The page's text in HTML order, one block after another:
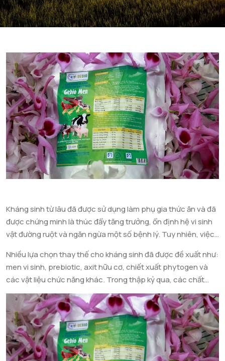
Kháng sinh từ lâu đã được sử dụng làm phụ gia thức ăn và đã
được chứng minh là thúc đẩy tăng trưởng, ổn định hệ vi sinh
vật đường ruột và ngăn ngừa một số bệnh lý. Tuy nhiên, việc
đến tình trạng kháng kháng sinh ở vi khuẩn đường ruột và tạo
ra vi khuẩn đa kháng thuốc. Ngoài ra, việc sử dụng kháng sinh
dẫn đến sự tồn tại của dư lượng kháng sinh trong các sản
phẩm động vật. Do đó, để đảm bảo an toàn cho các sản
phẩm động vật cho người tiêu dùng, nhiều nước trên thế giới
bao gồm cả Việt Nam đang trong lộ trình hạn chế và nghiêm
cấm sử dụng thuốc kháng sinh làm chất kích thích tăng
trưởng trong chế độ ăn của động vật nuôi.
Nhiều lựa chọn thay thế cho kháng sinh đã được đề xuất như:
men vi sinh, prebiotic, axit hữu cơ, chiết xuất phytogen và
các vật liệu chức năng khác. Trong thập kỷ qua, các chất
phụ gia này đã được chứng minh là có khả năng hữu ích để
kiểm soát mầm bệnh và tăng cường hiệu suất; và đã được áp
dụng thành công trong chăn nuôi. Trong số nhiều chất phụ
gia thức ăn được sử dụng thay thế cho kháng sinh, men vi
sinh được nghiên cứu và cho kết quả là có các chức năng
hữu ích cần thiết để thay thế kháng sinh hiệu quả.